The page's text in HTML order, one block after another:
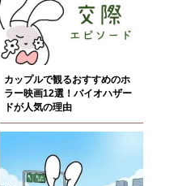
カップルで観るおすすめのホ
ラー映画12選！バイオハザー
ドが人気の理由